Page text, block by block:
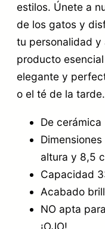
estilos. Únete a
de los gatos y
tu personalidad y
producto
elegante y
o el té de la tarde.
De cerámica
altura y 8,5
Capacidad
Acabado
NO apta
¡OJO!